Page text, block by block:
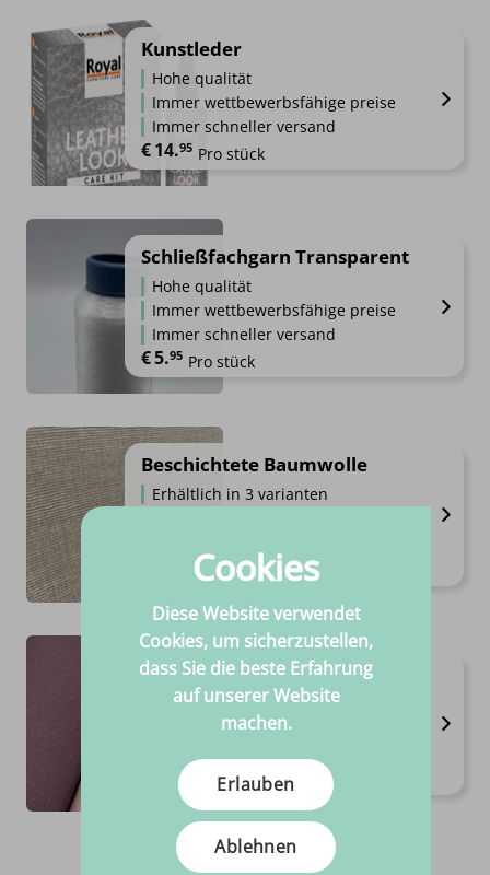
Kunstleder
Hohe qualität
Immer wettbewerbsfähige preise
Immer schneller versand
€14.95 Pro stück
Schließfachgarn Transparent
Hohe qualität
Immer wettbewerbsfähige preise
Immer schneller versand
€5.95 Pro stück
Beschichtete Baumwolle
Erhältlich in 3 varianten
Pro meter
Rib Jersey
Erhältlich in 7 varianten
Breite 1,50m
14.95 Pro meter
Cookies
Diese Website verwendet
Cookies, um sicherzustellen,
dass Sie die beste Erfahrung
auf unserer Website
machen.
Erlauben
Ablehnen